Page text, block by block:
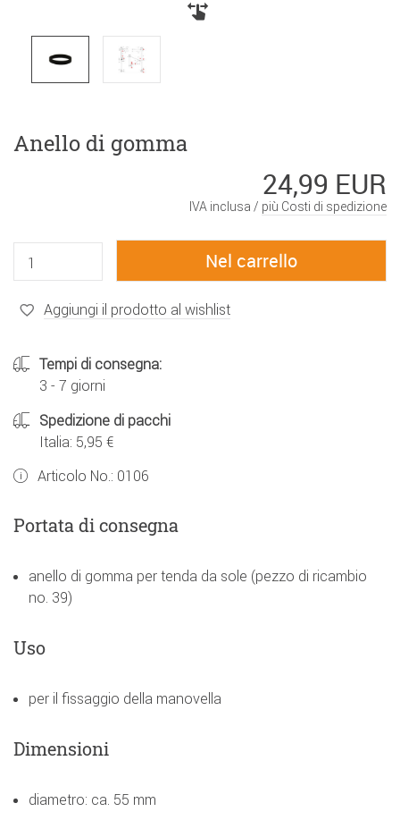
Anello di gomma
24,99 EUR
IVA inclusa / più Costi di spedizione
Aggiungi il prodotto al wishlist
Tempi di consegna:
3 - 7 giorni
Spedizione di pacchi
Italia: 5,95 €
Articolo No.: 0106
Portata di consegna
anello di gomma per tenda da sole (pezzo di ricambio
no. 39)
Uso
per il fissaggio della manovella
Dimensioni
diametro: ca. 55 mm